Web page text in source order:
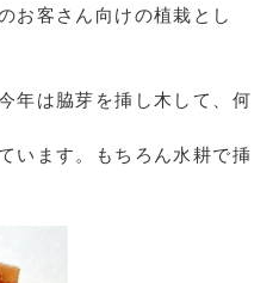
お客さん向けの植栽とし
年は脇芽を挿し木して、何
います。もちろん水耕で挿